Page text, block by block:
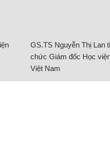
GS.TS Nguyễn Thị Lan
chức Giám đốc Học
Việt Nam